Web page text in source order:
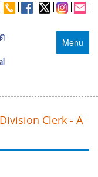
Menu
Clerk - A